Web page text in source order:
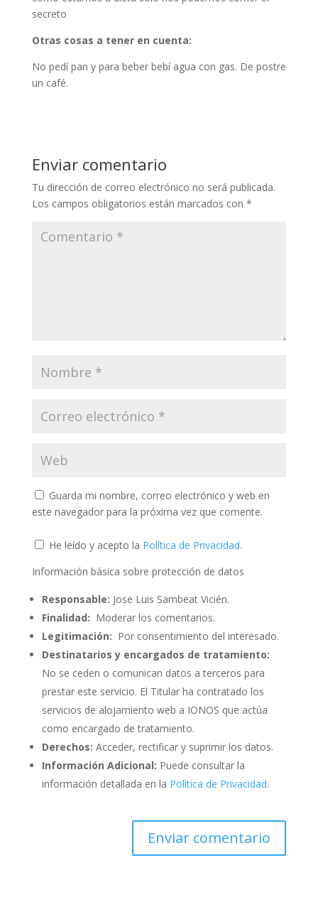
secreto
Otras cosas a tener en cuenta:
No pedí pan y para beber bebí agua con gas. De postre
un café.
Enviar comentario
Tu dirección de correo electrónico no será publicada.
Los campos obligatorios están marcados con *
Guarda mi nombre, correo electrónico y web en
este navegador para la próxima vez que comente.
He leído y acepto la Política de Privacidad.
Información básica sobre protección de datos
Responsable: Jose Luis Sambeat Vicién.
Finalidad: Moderar los comentarios.
Legitimación: Por consentimiento del interesado.
Destinatarios y encargados de tratamiento:
No se ceden o comunican datos a terceros para
prestar este servicio. El Titular ha contratado los
servicios de alojamiento web a IONOS que actúa
como encargado de tratamiento.
Derechos: Acceder, rectificar y suprimir los datos.
Información Adicional: Puede consultar la
información detallada en la Política de Privacidad.